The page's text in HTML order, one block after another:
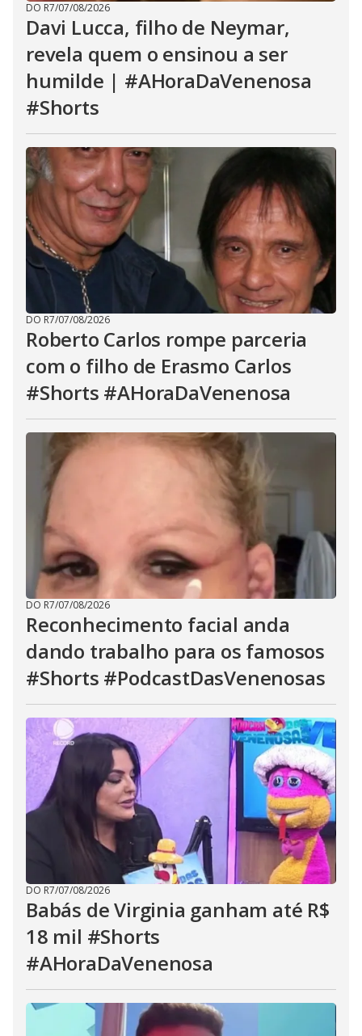
DO R7/07/08/2026
Davi Lucca, filho de Neymar,
revela quem o ensinou a ser
humilde | #AHoraDaVenenosa
#Shorts
DO R7/07/08/2026
Roberto Carlos rompe parceria
com o filho de Erasmo Carlos
#Shorts #AHoraDaVenenosa
DO R7/07/08/2026
Reconhecimento facial anda
dando trabalho para os famosos
#Shorts #PodcastDasVenenosas
DO R7/07/08/2026
Babás de Virginia ganham até R$
18 mil #Shorts
#AHoraDaVenenosa